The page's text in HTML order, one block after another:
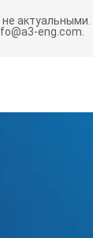
актуальными.
eng.com.